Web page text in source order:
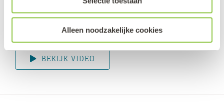
Alleen noodzakelijke cookies
aflevering met wederom een unieke leraar, kijk of
BEKIJK VIDEO